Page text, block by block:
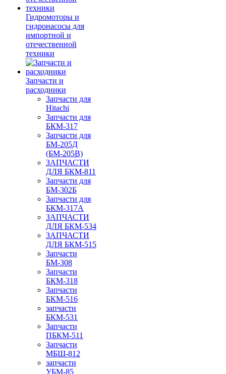
Гидромоторы и
гидронасосы для
импортной и
отечественной
техники
Запчасти и
расходники
Запчасти для
Hitachi
Запчасти для
БКМ-317
Запчасти для
БМ-205Д
(БМ-205В)
ЗАПЧАСТИ
ДЛЯ БКМ-811
Запчасти для
БМ-302Б
Запчасти для
БКМ-317А
ЗАПЧАСТИ
ДЛЯ БКМ-534
ЗАПЧАСТИ
ДЛЯ БКМ-515
Запчасти
БМ-308
Запчасти
БКМ-318
Запчасти
БКМ-516
запчасти
БКМ-531
Запчасти
ПБКМ-511
Запчасти
МБШ-812
запчасти
УБМ-85